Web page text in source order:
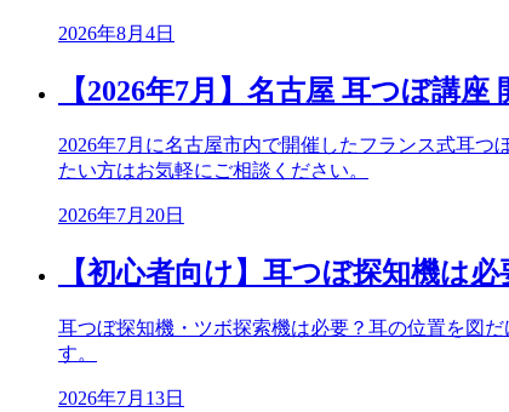
2026年8月4日
【2026年7月】名古屋 耳つぼ講座
2026年7月に名古屋市内で開催したフランス式耳
たい方はお気軽にご相談ください。
2026年7月20日
【初心者向け】耳つぼ探知機は
耳つぼ探知機・ツボ探索機は必要？耳の位置を図
す。
2026年7月13日